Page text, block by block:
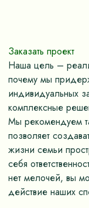
Заказать проект
Наша цель –
почему мы
индивидуальных
комплексные
Мы рекомендуем
позволяет
жизни семьи
себя
нет мелочей, вы
действие наших